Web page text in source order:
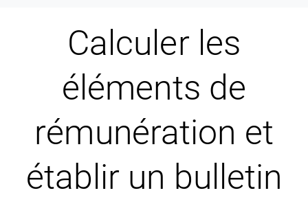
Calculer les
éléments de
rémunération et
établir un bulletin